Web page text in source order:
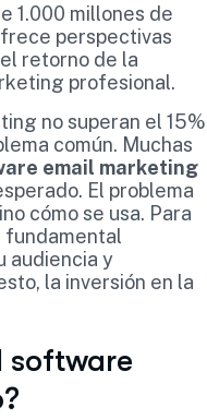
1.000 millones de
perspectivas
retorno de la
profesional.
no superan el 15%
común. Muchas
email marketing
El problema
cómo se usa. Para
fundamental
audiencia y
la inversión en la
software